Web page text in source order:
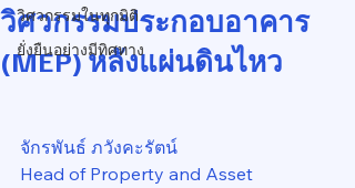
วิศวกรรมในทุกมิติ
ยั่งยืนอย่างมีทิศทาง
วิศวกรรมประกอบอาคาร
(MEP) หลังแผ่นดินไหว
จักรพันธ์ ภวังคะรัตน์
Head of Property and Asset